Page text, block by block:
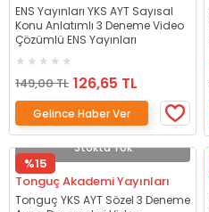
ENS Yayınları YKS AYT Sayısal
Konu Anlatımlı 3 Deneme Video
Çözümlü ENS Yayınları
149,00 TL 126,65 TL
Gelince Haber Ver
Stokta Yok
%15
Tonguç Akademi Yayınları
Tonguç YKS AYT Sözel 3 Deneme